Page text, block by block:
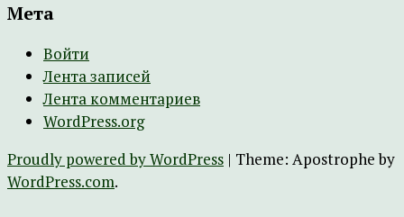
Мета
Войти
Лента записей
Лента комментариев
WordPress.org
Proudly powered by WordPress | Theme: Apostrophe by
WordPress.com.